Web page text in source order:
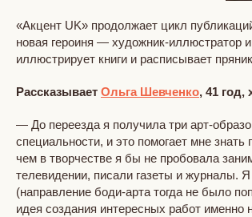
«Акцент UK» продолжает цикл
новая героиня — художник-иллюстратор
иллюстрирует книги и расписывает
Рассказывает Ольга Шевченко, 41 год,
— До переезда я получила три арт-
специальности, и это помогает мне
чем в творчестве я бы не пробовала
телевидении, писали газеты и журналы.
(направление боди-арта тогда не было
идея создания интересных работ